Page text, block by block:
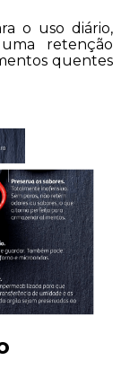
o uso diário,
retenção
quentes